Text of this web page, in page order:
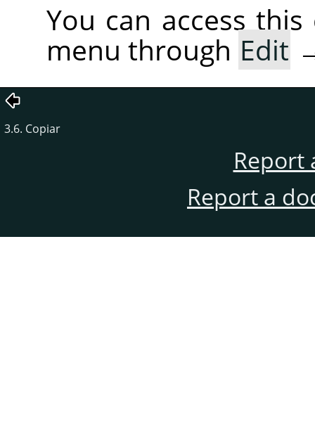
You can access
menu through Edit
3.6. Copiar
Report
Report a